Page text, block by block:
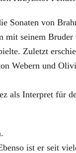
Sonaten von
seinem Bruder
Zuletzt
Webern und
als Interpret für
ist er seit